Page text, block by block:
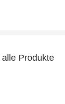
Produkte